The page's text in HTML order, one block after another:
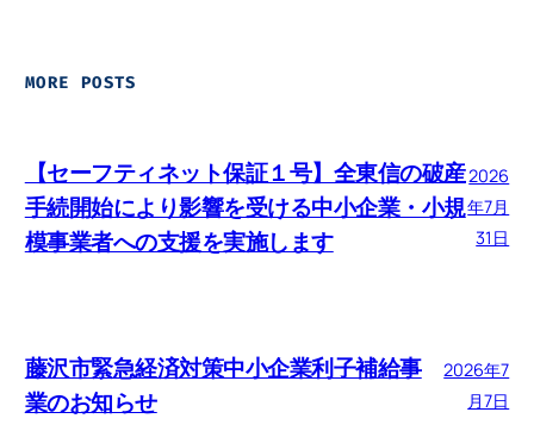
MORE POSTS
【セーフティネット保証１号】全東信の破産
手続開始により影響を受ける中小企業・小規
模事業者への支援を実施します
2026
年7月
31日
藤沢市緊急経済対策中小企業利子補給事
業のお知らせ
2026年7
月7日